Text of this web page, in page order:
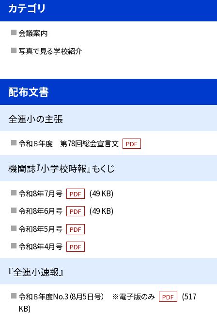
カテゴリ
会議案内
写真で見る学校紹介
配布文書
全連小の主張
令和８年度 第78回総会宣言文 PDF
機関誌『小学校時報』もくじ
令和8年7月号 PDF
(49 KB)
令和8年6月号
PDF
(49 KB)
令和8年5月号
PDF
令和8年4月号 PDF
『全連小速報』
令和８年度No.3（8月5日号） ※電子版のみ PDF
(517
KB)